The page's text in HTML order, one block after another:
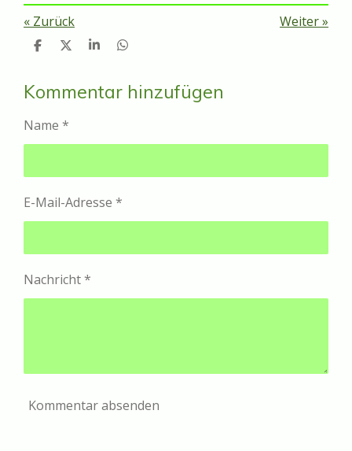
« Zurück Weiter»
T
l
e
T
l
e
T
l
e
T
l
Kommentar hinzufügen
Name *
E-Mail-Adresse *
Nachricht *
Kommentar absenden